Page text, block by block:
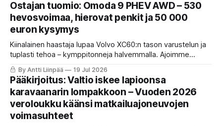
suomalaisen autonostajan kannattaa tästä oikeasti ajatella.
Ostajan tuomio: Omoda 9 PHEV AWD – 530
hevosvoimaa, hierovat penkit ja 50 000
euron kysymys
Kiinalainen haastaja lupaa Volvo XC60:n tason varustelun ja
tuplasti tehoa – kymppitonneja halvemmalla. Ajoimme
Omoda 9 PHEV:n ja kerromme, missä se loistaa, missä
narahtaa ja kenelle se sopii.
By Antti Liinpää 19 Jul 2026
Pääkirjoitus: Valtio iskee lapioonsa
karavaanarin lompakkoon – Vuoden 2026
veroloukku käänsi matkailuajoneuvojen
voimasuhteet